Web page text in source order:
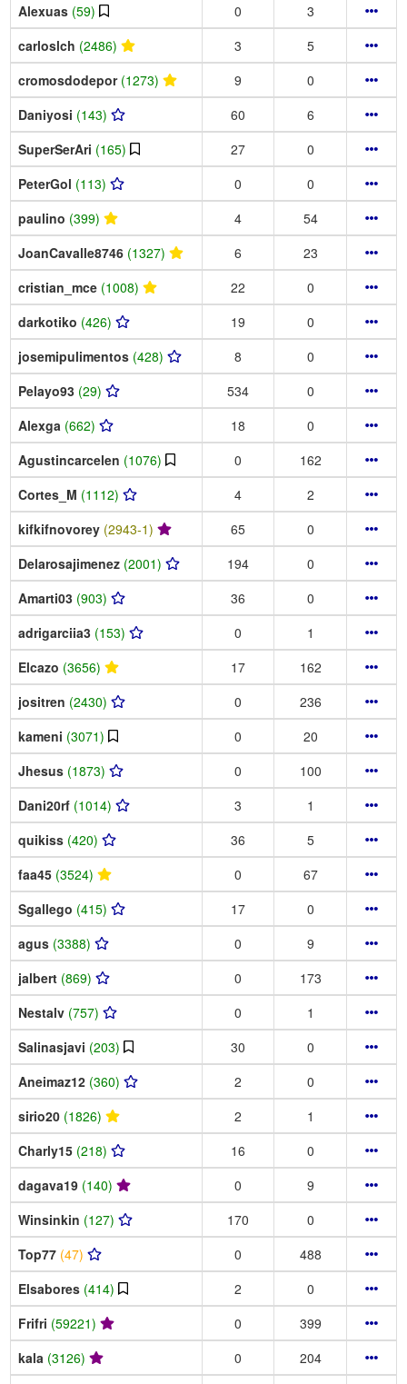
Alexuas (59) 0
3
carloslch (2486) 3
5
cromosdodepor (1273) 9
0
Daniyosi (143) 60
6
SuperSerAri (165) 27
0
PeterGol (113) 0
0
paulino (399) 4
54
JoanCavalle8746 (1327) 6
23
cristian_mce (1008) 22
0
darkotiko (426) 19
0
josemipulimentos (428) 8
0
Pelayo93 (29) 534
0
Alexga (662) 18
0
Agustincarcelen (1076) 0
162
Cortes_M (1112) 4
2
kifkifnovorey (2943-1) 65
0
Delarosajimenez (2001) 194
0
Amarti03 (903) 36
0
adrigarciia3 (153) 0
1
Elcazo (3656) 17
162
jositren (2430) 0
236
kameni (3071) 0
20
Jhesus (1873) 0
100
Dani20rf (1014) 3
1
quikiss (420) 36
5
faa45 (3524) 0
67
Sgallego (415) 17
0
agus (3388) 0
9
jalbert (869) 0
173
Nestalv (757) 0
1
Salinasjavi (203) 30
0
Aneimaz12 (360) 2
0
sirio20 (1826) 2
1
Charly15 (218) 16
0
dagava19 (140) 0
9
Winsinkin (127) 170
0
Top77 (47) 0
488
Elsabores (414) 2
0
Frifri (59221) 0
399
kala (3126) 0
204